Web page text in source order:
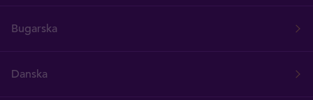
Bugarska
Danska